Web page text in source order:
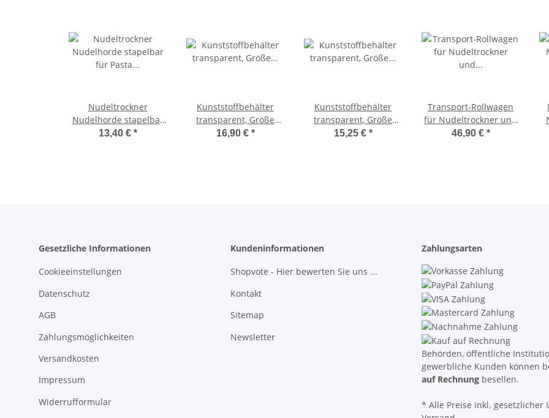
Nudeltrockner
Nudelhorde stapelbar
für Pasta
13,40 € *
Kunststoffbehälter
transparent, Größe
60x40x32cm
16,90 € *
Kunststoffbehälter
transparent, Größe
60x40x22cm
15,25 € *
Transport-Rollwagen
für Nudeltrockner und
Pizzateigbehälter
46,90 € *
Gesetzliche Informationen
Cookieeinstellungen
Datenschutz
AGB
Zahlungsmöglichkeiten
Versandkosten
Impressum
Widerrufformular
Kundeninformationen
Shopvote - Hier bewerten Sie uns ...
Kontakt
Sitemap
Newsletter
Zahlungsarten
Behörden, öffentliche
gewerbliche Kunden können
auf Rechnung besellen.
* Alle Preise inkl. gesetzlicher